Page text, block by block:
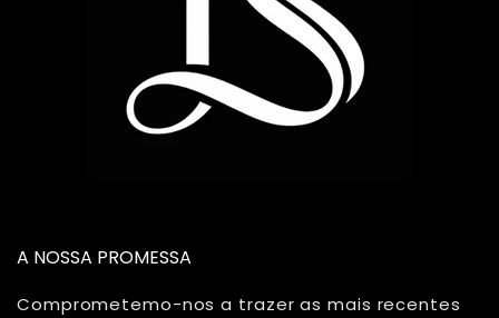
A NOSSA PROMESSA
Comprometemo-nos a trazer as mais recentes